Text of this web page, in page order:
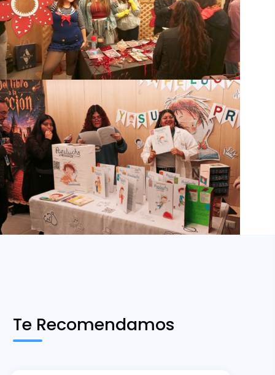
Te Recomendamos